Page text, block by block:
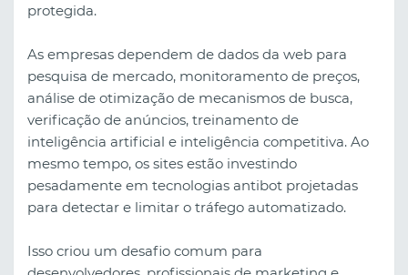
protegida.
As empresas dependem de dados da web para
pesquisa de mercado, monitoramento de preços,
análise de otimização de mecanismos de busca,
verificação de anúncios, treinamento de
inteligência artificial e inteligência competitiva. Ao
mesmo tempo, os sites estão investindo
pesadamente em tecnologias antibot projetadas
para detectar e limitar o tráfego automatizado.
Isso criou um desafio comum para